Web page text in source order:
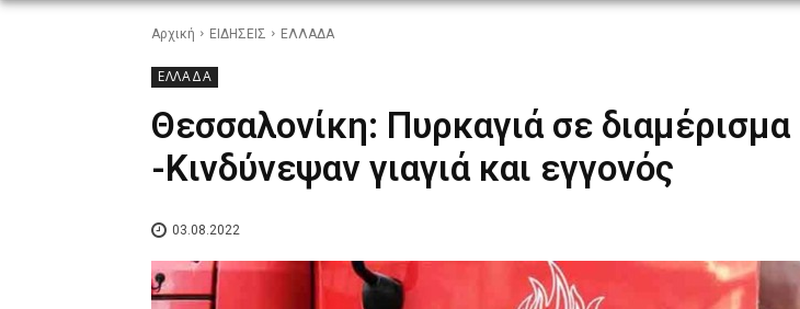
Αρχική ΕΙΔΗΣΕΙΣ ΕΛΛΑΔΑ
ΕΛΛΑΔΑ
Θεσσαλονίκη: Πυρκαγιά σε διαμέρισμα
-Κινδύνεψαν γιαγιά και εγγονός
03.08.2022